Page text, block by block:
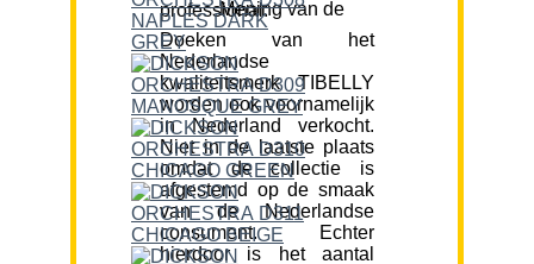
Mening van de professional:
Doeken van het
Nederlandse
kwaliteitsmerk TIBELLY
worden ook voornamelijk
in Nederland verkocht.
Niet in de laatste plaats
omdat de collectie is
afgestemd op de smaak
van de Nederlandse
consument. Echter
hierdoor is het aantal